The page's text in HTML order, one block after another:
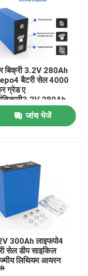
बिक्री 3.2V 280Ah
बैटरी सेल 4000
ग्रेड ए
280Ah
जांच भेजें
300Ah लाइफपो4
सेल डीप साइकिल
लिथियम आयरन